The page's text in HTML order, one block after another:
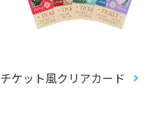
チケット風クリアカード